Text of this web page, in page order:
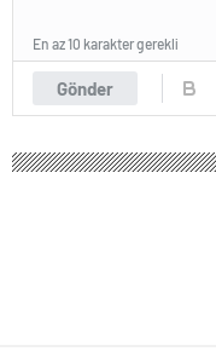
Gönder
En az 10 karakter gerekli